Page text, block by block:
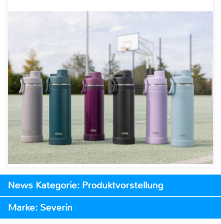
News Kategorie: Produktvorstellung
Marke: Severin